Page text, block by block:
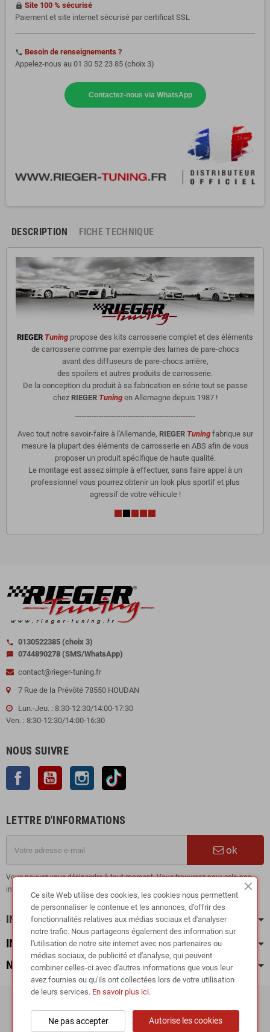
https Site 100 % sécurisé
Paiement et site internet sécurisé par certificat SSL
phone Besoin de renseignements ?
Appelez-nous au 01 30 52 23 85 (choix 3)
Contactez-nous via WhatsApp
DESCRIPTION FICHE TECHNIQUE
RIEGER Tuning propose des kits carrosserie complet et des éléments
de carrosserie comme par exemple des lames de pare-chocs
avant des diffuseurs de pare-chocs arrière,
des spoilers et autres produits de carrosserie.
De la conception du produit à sa fabrication en série tout se passe
chez RIEGER Tuningen Allemagne depuis 1987 !
--------------------------------------------------
Avec tout notre savoir-faire à l'Allemande, RIEGER Tuning fabrique sur
mesure la plupart des éléments de carrosserie en ABS afin de vous
proposer un produit spécifique de haute qualité.
Le montage est assez simple à effectuer, sans faire appel à un
professionnel vous pourrez obtenir un look plus sportif et plus
agressif de votre véhicule !
call 0130522385 (choix 3)
sms
0744890278 (SMS/WhatsApp)
contact@rieger-tuning.fr
7 Rue de la Prévôté 78550 HOUDAN
Lun.-Jeu. : 8:30-12:30/14:00-17:30
Ven. : 8:30-12:30/14:00-16:30
NOUS SUIVRE
Facebook YouTube Instagram
LETTRE D'INFORMATIONS
ok
Vous pouvez vous désinscrire à tout moment. Vous trouverez pour cela nos
informations de contact dans les conditions d'utilisation du site.
INFORMATION
INFOS PRATIQUES
NOS CATÉGORIES
TUNEDYNAMIC SAS| Fabricant de kit carrosserie et accessoires carrosserie
Ce site Web utilise des cookies, les cookies nous permettent
de personnaliser le contenue et les annonces, d’offrir des
fonctionnalités relatives aux médias sociaux et d'analyser
notre trafic. Nous partageons également des information sur
l'utilisation de notre site internet avec nos partenaires ou
médias sociaux, de publicité et d'analyse, qui peuvent
combiner celles-ci avec d'autres informations que vous leur
avez fournies ou qu'ils ont collectées lors de votre utilisation
de leurs services. En savoir plus ici.
Autorise les cookies
Ne pas accepter